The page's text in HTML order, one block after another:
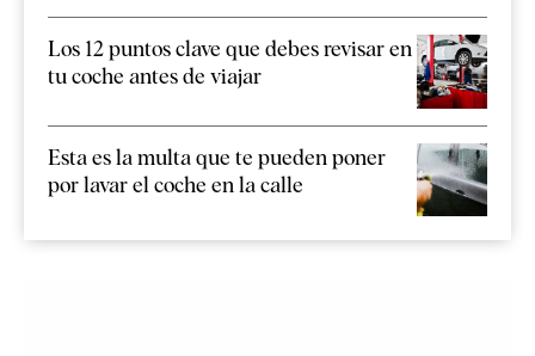
Los 12 puntos clave que debes revisar en
tu coche antes de viajar
Esta es la multa que te pueden poner
por lavar el coche en la calle